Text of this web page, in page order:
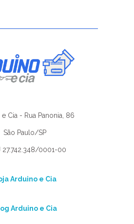
Cia - Rua Panonia, 86
São Paulo/SP
27.742.348/0001-00
Arduino e Cia
Arduino e Cia